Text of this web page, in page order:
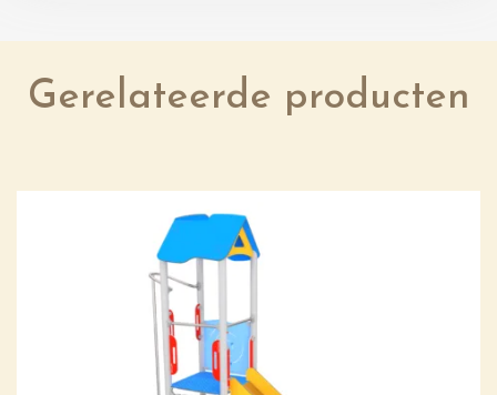
Gerelateerde producten